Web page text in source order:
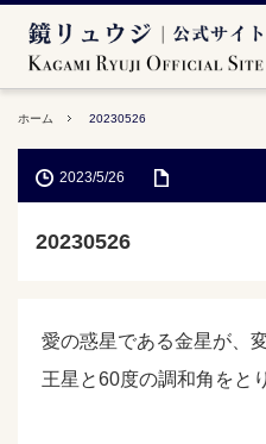
ホーム 20230526
2023/5/26
20230526
愛の惑星である金星が、
王星と60度の調和角をと